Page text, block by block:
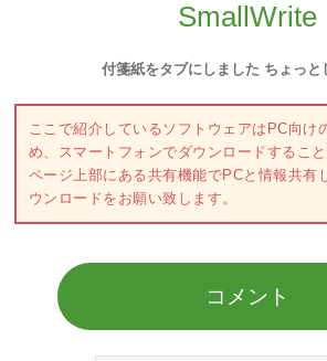
SmallWrite
付箋紙をタブにしました ちょっと
ここで紹介しているソフトウェアはPC向け
め、スマートフォンでダウンロードすること
ページ上部にある共有機能でPCと情報共有
ウンロードをお願い致します。
コメント